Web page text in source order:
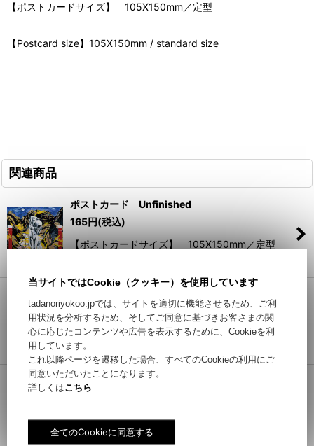
【ポストカードサイズ】 105X150mm／定型
【Postcard size】105X150mm / standard size
関連商品
ポストカード Unfinished
165円(税込)
【ポストカードサイズ】 105X150mm／定型
ポストカード ライオンと緑の月
165円 (税込)
【ポストカードサイズ】 105X150mm／定型
【Postcard size】105X150mm / standard size
ポストカード At Box Roots
165円
【ポストカードサイズ】 105X150mm／定型
【Postcard size】105X150mm / standard size
当サイトではCookie（クッキー）を使用しています
tadanoriyokoo.jpでは、サイトを適切に機能させるため、ご利
用状況を分析するため、そしてご同意に基づきお客さまの関
心に応じたコンテンツや広告を表示するために、Cookieを利
用しています。
これ以降ページを遷移した場合、すべてのCookieの利用にご
同意いただいたことになります。
詳しくはこちら